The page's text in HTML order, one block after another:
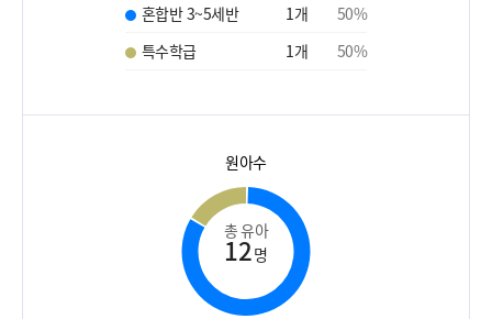
혼합반 3~5세반
1개 50%
특수학급
1개 50%
원아수
총 유아
12명